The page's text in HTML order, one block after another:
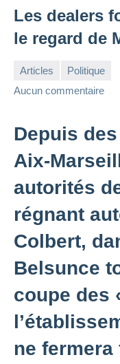
Les dealers
le regard de
Articles Politique
Aucun commentaire
Depuis
Aix-
autorités
régnant
Colbert,
Belsunce
coupe des
ne